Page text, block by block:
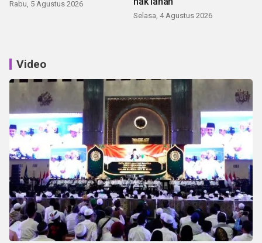
Rabu, 5 Agustus 2026
Selasa, 4 Agustus 2026
Video